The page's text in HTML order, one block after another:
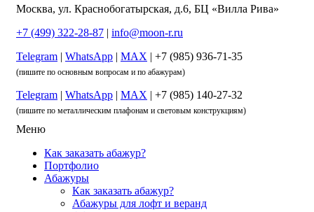
Москва, ул. Краснобогатырская, д.6, БЦ «Вилла Рива»
+7 (499) 322-28-87 | info@moon-r.ru
Telegram | WhatsApp | MAX | +7 (985) 936-71-35
(пишите по основным вопросам и по абажурам)
Telegram | WhatsApp | MAX | +7 (985) 140-27-32
(пишите по металлическим плафонам и световым конструкциям)
Меню
Как заказать абажур?
Портфолио
Абажуры
Как заказать абажур?
Абажуры для лофт и веранд